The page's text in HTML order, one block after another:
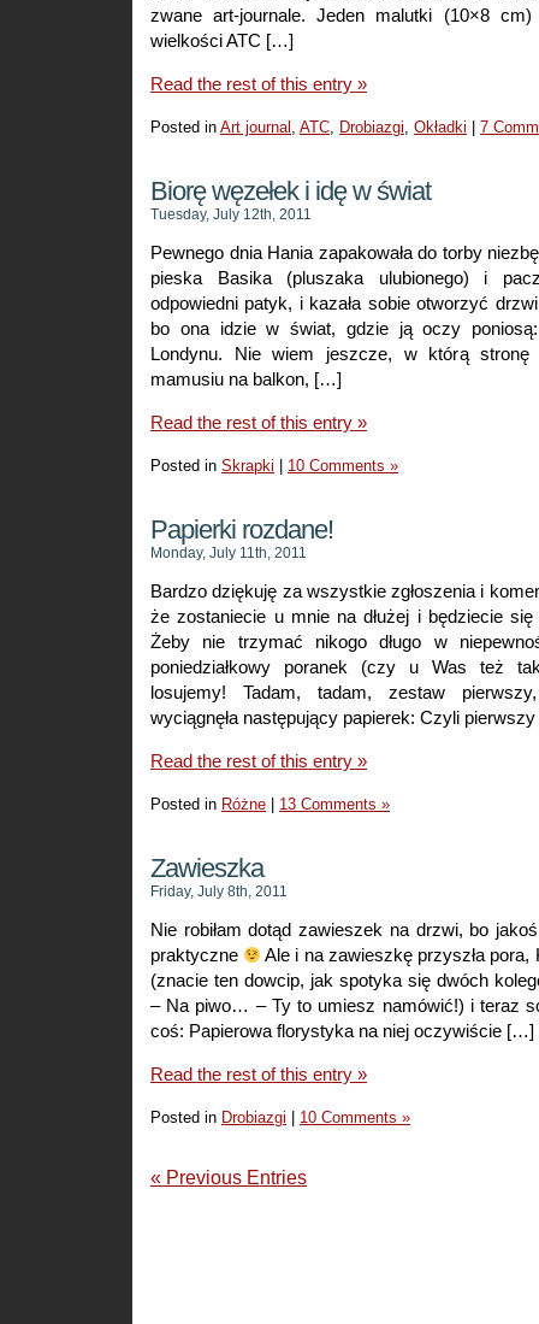
zwane art-journale. Jeden malutki (10×8 cm)
wielkości ATC […]
Read the rest of this entry »
Posted in Art journal , ATC, Drobiazgi, Okładki 7
Biorę węzełek i idę w świat
Tuesday, July 12th, 2011
Pewnego dnia Hania zapakowała do torby
pieska Basika (pluszaka ulubionego) i
odpowiedni patyk, i kazała sobie otworzyć
bo ona idzie w świat, gdzie ją oczy
Londynu. Nie wiem jeszcze, w którą
mamusiu na balkon, […]
Read the rest of this entry »
Posted in Skrapki 10 Comments »
Papierki rozdane!
Monday, July 11th, 2011
Bardzo dziękuję za wszystkie zgłoszenia i
że zostaniecie u mnie na dłużej i będziecie
Żeby nie trzymać nikogo długo w
poniedziałkowy poranek (czy u Was też
losujemy! Tadam, tadam, zestaw
wyciągnęła następujący papierek: Czyli
Read the rest of this entry »
Posted in Różne 13 Comments »
Zawieszka
Friday, July 8th, 2011
Nie robiłam dotąd zawieszek na drzwi, bo
praktyczne
Ale i na zawieszkę przyszła pora,
(znacie ten dowcip, jak spotyka się dwóch
– Na piwo… – Ty to umiesz namówić!) i teraz
coś: Papierowa florystyka na niej oczywiście […]
Read the rest of this entry »
Posted in Drobiazgi 10 Comments »
« Previous Entries